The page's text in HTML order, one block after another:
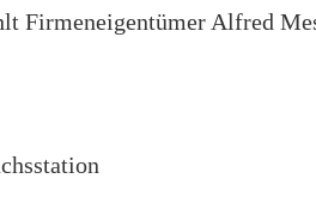
Firmeneigentümer Alfred